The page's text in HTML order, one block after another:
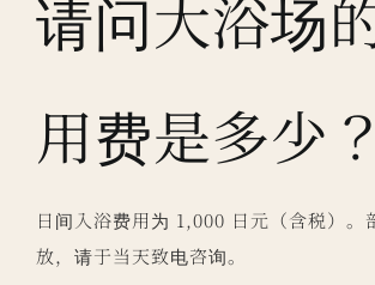
请问大浴场
用费是多少？
日间入浴费用为 1,000 日元（含税）。
放，请于当天致电咨询。